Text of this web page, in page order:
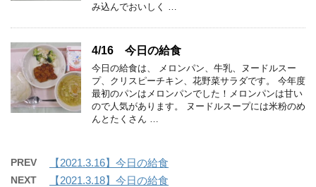
み込んでおいしく …
4/16 今日の給食
今日の給食は、 メロンパン、牛乳、ヌードルスー
プ、クリスピーチキン、花野菜サラダです。 今年度
最初のパンはメロンパンでした！メロンパンは甘い
ので人気があります。 ヌードルスープには米粉のめ
んとたくさん …
PREV 【2021.3.16】今日の給食
NEXT 【2021.3.18】今日の給食